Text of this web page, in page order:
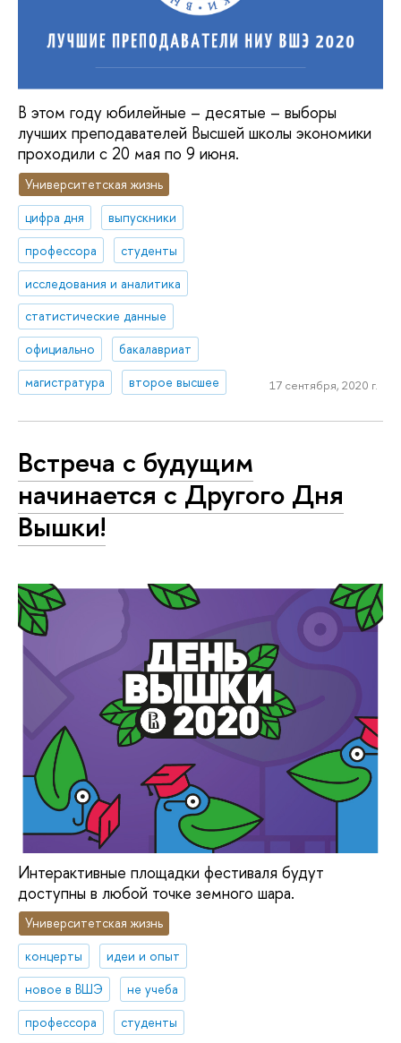
В этом году юбилейные – десятые – выборы
лучших преподавателей Высшей школы экономики
проходили с 20 мая по 9 июня.
Университетская жизнь
цифра дня
выпускники
профессора
студенты
исследования и аналитика
статистические данные
официально
бакалавриат
магистратура
второе высшее 17 сентября, 2020 г.
Встреча с будущим
начинается с Другого Дня
Вышки!
Интерактивные площадки фестиваля будут
доступны в любой точке земного шара.
Университетская жизнь
концерты
идеи и опыт
новое в ВШЭ
не учеба
профессора
студенты